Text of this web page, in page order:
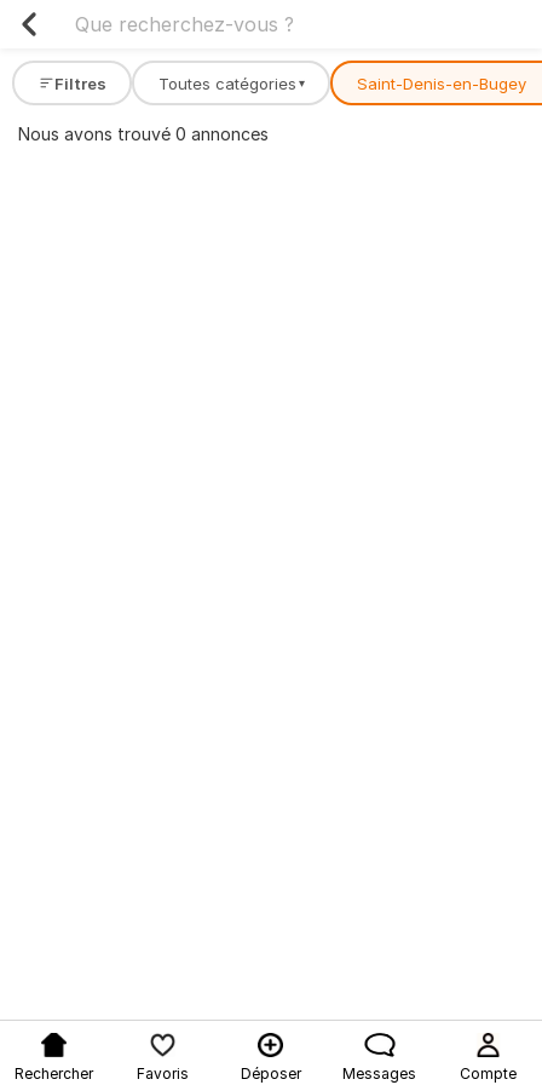
Filtres Toutes catégories ▾ Saint-Denis-en-Bugey
Nous avons trouvé 0 annonces
Rechercher Favoris Déposer Messages Compte